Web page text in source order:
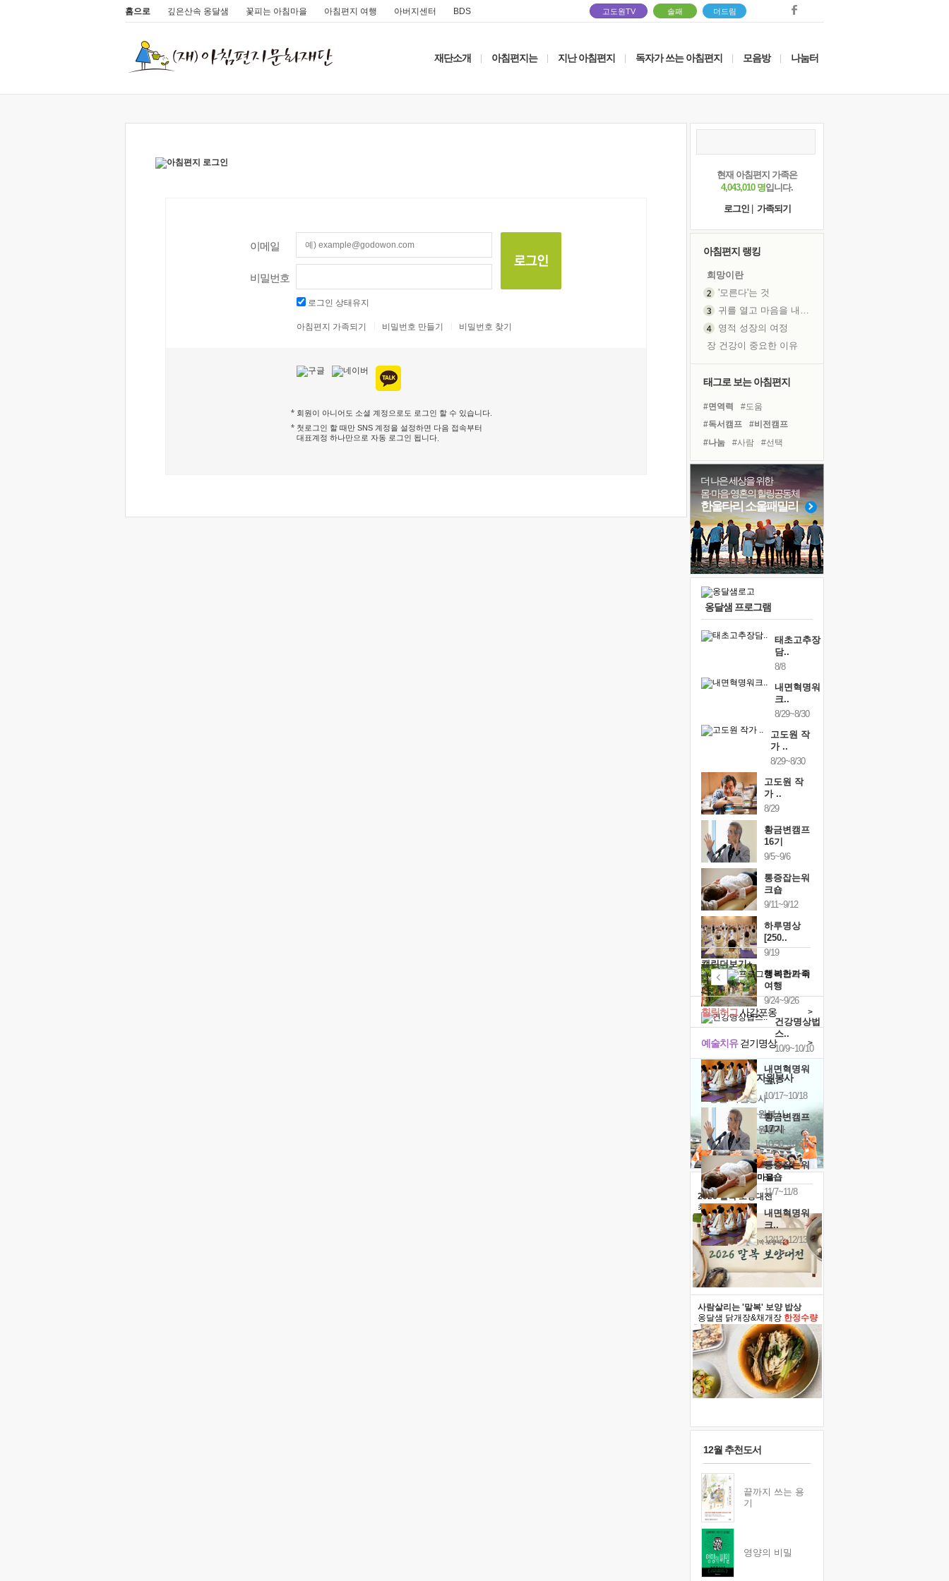
홈으로 깊은산속 옹달샘 꽃피는 아침마을 아침편지 여행 아버지센터 BDS 고도원TV 솔패 더드림
재단소개 아침편지는 지난 아침편지 독자가 쓰는 아침편지 모음방 나눔터
이메일
비밀번호
로그인 상태유지
아침편지 가족되기 비밀번호 만들기 비밀번호 찾기
회원이 아니어도 소셜 계정으로도 로그인 할 수 있습니다.
첫로그인 할 때만 SNS 계정을 설정하면 다음 접속부터
대표계정 하나만으로 자동 로그인 됩니다
현재 아침편지 가족은
4,043,010 명입니다.
로그인
가족되기
아침편지 랭킹
희망이란
'모른다'는 것
귀를 열고 마음을 내어주고
영적 성장의 여정
장 건강이 중요한 이유
흙이 된 몸으로 출근하는 여자
꿈이 실제가 되는 것
'말 타는 법'을 먼저
졸업식 사진을 보며
극심한 변비, 어깨결림, 수면 장애
아픈 아버지를 위한 공간 설계
슬럼프
보고 싶은 어머니
못된 꼰대들
태그로 보는 아침편지
#면역력
#도움
#독서캠프
#비전캠프
#나눔
#사람
#선택
#경험
#독서
#리더
#유튜브
#친구
#바이러스
#희망
#링컨학교
#건강
#극복
#명상
#위기 #아이들
더 나은 세상을 위한
몸·마음·영혼의 힐링공동체
한울타리 소울패밀리
옹달샘 프로그램
태초고추장
담..
8/8
내면혁명워
크..
8/29~8/30
고도원 작
가 ..
8/29~8/30
고도원 작
가 ..
8/29
황금변캠프
16기
9/5~9/6
통증잡는워
크숍
9/11~9/12
하루명상
[250..
9/19
행복한가족
여행
9/24~9/26
건강명상법
스..
10/9~10/10
내면혁명워
크..
10/17~10/18
황금변캠프
17기
10/30~10/31
통증잡는워
크숍
11/7~11/8
내면혁명워
크..
12/12~12/13
캘린더보기+
예술치유걷기명상 >
힐링허그사감포옹 >
'옹달샘의 꽃' 자원봉사
· 청년 자원봉사
· 금빛청년 자원봉사
· 음식연구 자원봉사
2026 말복 보양대전
최대74%할인
사람살리는 '말복' 보양 밥상
옹달샘 닭개장&채개장 한정수량
12월 추천도서
끝까지 쓰는 용
기
영양의 비밀